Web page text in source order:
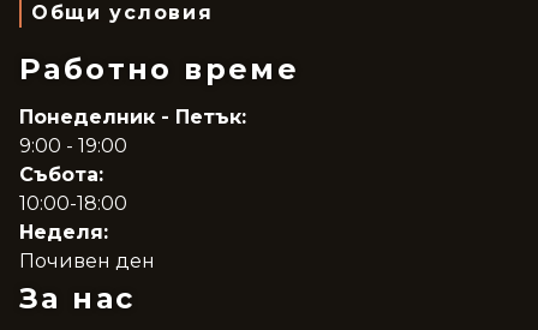
Общи условия
Работно време
Понеделник - Петък:
9:00 - 19:00
Събота:
10:00-18:00
Неделя:
Почивен ден
За нас